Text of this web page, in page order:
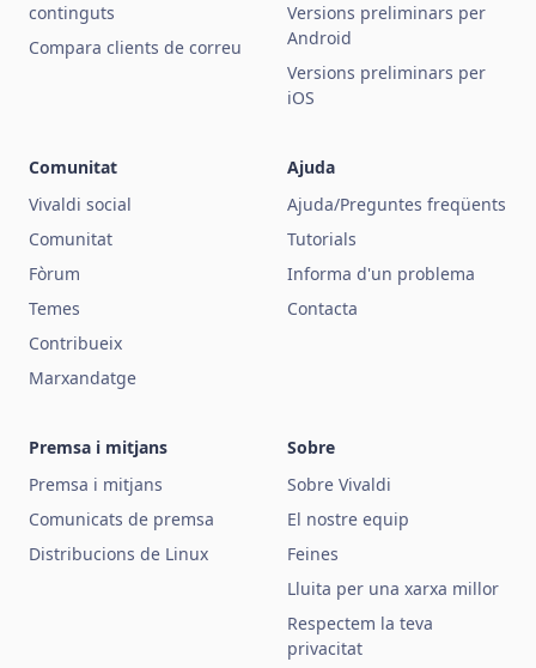
continguts
Compara clients de correu
Versions preliminars per
Android
Versions preliminars per
iOS
Comunitat
Vivaldi social
Comunitat
Fòrum
Temes
Contribueix
Marxandatge
Ajuda
Ajuda/Preguntes freqüents
Tutorials
Informa d'un problema
Contacta
Premsa i mitjans
Premsa i mitjans
Comunicats de premsa
Distribucions de Linux
Sobre
Sobre Vivaldi
El nostre equip
Feines
Lluita per una xarxa millor
Respectem la teva
privacitat